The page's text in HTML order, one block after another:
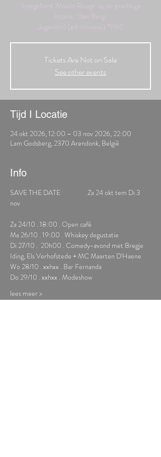
Spiegeltent 'Moulin Rouge' op de prachtige
locatie: 'Den Berg'.
Jugendstil (art nouveau) °1910
Tickets Are Not on Sale
See other events
Tijd I Locatie
24 okt 2026, 12:00 – 03 nov 2026, 22:00
Lam Godsberg, 2370 Arendonk, België
Info
SAVE THE DATE                  Za 24 okt tem Di 3
nov
Za 24/10 . 18:00 . Open café
Ma 26/10 . 19:00 . Whiskey degustatie
Di 27/10 .  20h00 . Comedy-avond met Bregje
Iding, Els Verhofstede + MC Maarten D'Haene
Wo 28/10 . xxhxx . Bar Fernanda
Do 29/10 . xxhxx . Modeshow
lees meer >